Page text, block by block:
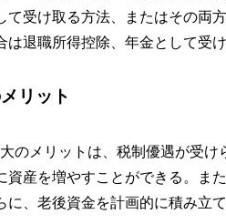
て受け取る方法、またはその両
は退職所得控除、年金として受
リット
のメリットは、税制優遇が受
資産を増やすことができる。ま
に、老後資金を計画的に積み立